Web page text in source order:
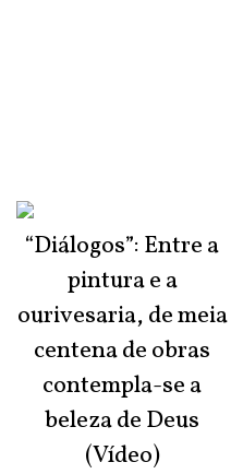
“Diálogos”: Entre a
pintura e a
ourivesaria, de meia
centena de obras
contempla-se a
beleza de Deus
(Vídeo)